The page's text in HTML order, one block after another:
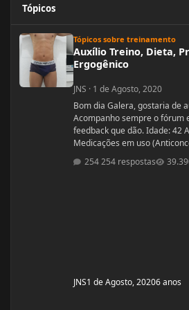
Tópicos
Tópicos sobre treinamento
Auxílio Treino, Dieta,
Ergogênico
JNS · 1 de Agosto, 2020
Bom dia Galera, gostaria de
Acompanho sempre o fórum
feedback que dão. Idade: 42 Altura: 1.71 Peso: 68
Medicações em uso
antidepressivo,anti
Problemas de Saúde e
254 respostas
JNS1 de Agosto, 20206 anos